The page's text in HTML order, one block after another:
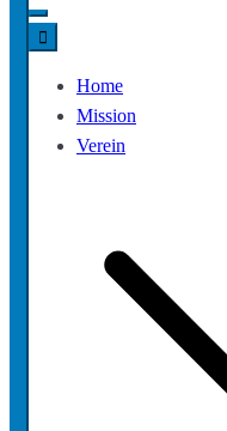
Home
Mission
Verein